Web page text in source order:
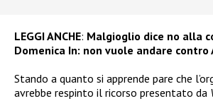
LEGGI ANCHE: Malgioglio dice no alla
Domenica In: non vuole andare contro
Stando a quanto si apprende pare che
avrebbe respinto il ricorso presentato da